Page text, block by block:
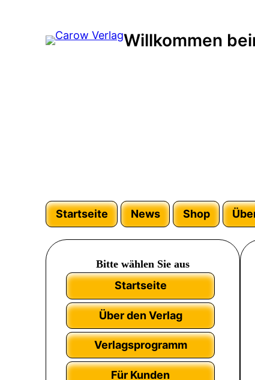
Willkommen
Startseite News Shop
Bitte wählen Sie aus
Startseite
Über den Verlag
Verlagsprogramm
Für Kunden